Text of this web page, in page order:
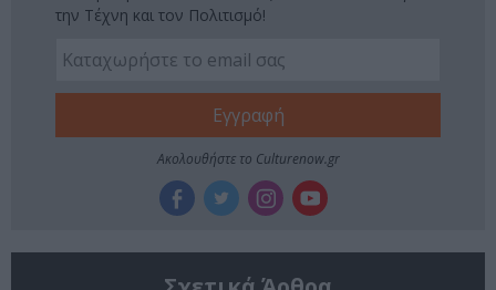
την Τέχνη και τον Πολιτισμό!
Ακολουθήστε το Culturenow.gr